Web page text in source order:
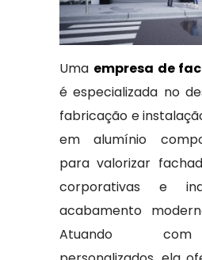
Uma empresa de
é especializada no
fabricação e
em alumínio
para valorizar
corporativas e
acabamento
Atuando